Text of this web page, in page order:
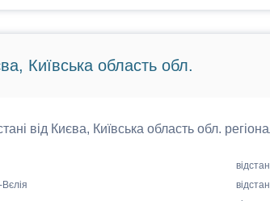
Київська область обл.
від Києва, Київська область обл.